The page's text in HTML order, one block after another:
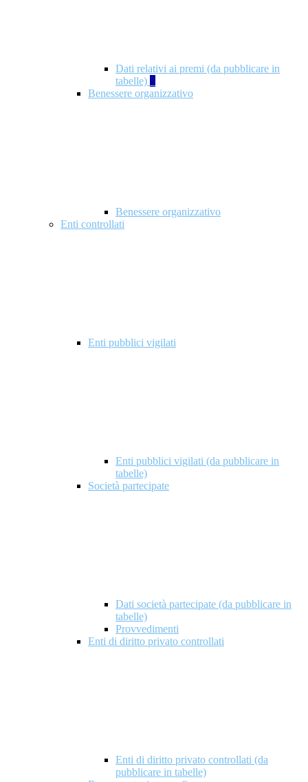
Dati relativi ai premi (da pubblicare in
tabelle) 5
Benessere organizzativo
Benessere organizzativo
Enti controllati
Enti pubblici vigilati
Enti pubblici vigilati (da pubblicare in
tabelle)
Società partecipate
Dati società partecipate (da pubblicare in
tabelle)
Provvedimenti
Enti di diritto privato controllati
Enti di diritto privato controllati (da
pubblicare in tabelle)